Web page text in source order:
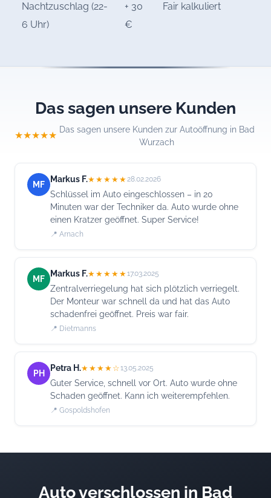
Nachtzuschlag (22-
6 Uhr)
+ 30
€
Fair kalkuliert
Das sagen unsere Kunden
★★★★★
Das sagen unsere Kunden zur Autoöffnung in Bad
Wurzach
MF
Markus F.★★★★★28.02.2026
Schlüssel im Auto eingeschlossen – in 20
Minuten war der Techniker da. Auto wurde ohne
einen Kratzer geöffnet. Super Service!
📍 Arnach
MF
Markus F.★★★★★17.03.2025
Zentralverriegelung hat sich plötzlich verriegelt.
Der Monteur war schnell da und hat das Auto
schadenfrei geöffnet. Preis war fair.
📍 Dietmanns
PH
Petra H.★★★★☆13.05.2025
Guter Service, schnell vor Ort. Auto wurde ohne
Schaden geöffnet. Kann ich weiterempfehlen.
📍 Gospoldshofen
Auto verschlossen in Bad